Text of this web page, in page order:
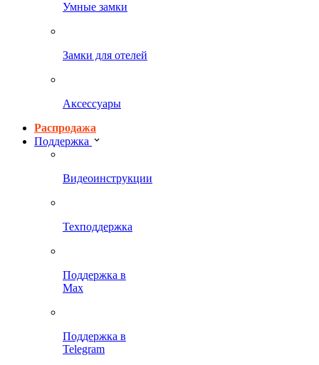
Умные замки
Замки для отелей
Аксессуары
Распродажа
Поддержка
Видеоинструкции
Техподдержка
Поддержка в
Max
Поддержка в
Telegram